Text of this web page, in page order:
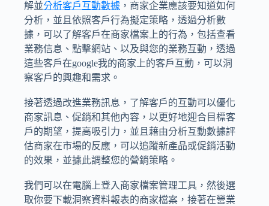
解並分析客戶互動數據 ，商家企業應該要知道如何
分析，並且依照客戶行為擬定策略，透過分析數
據，可以了解客戶在商家檔案上的行為，包括查看
業務信息、點擊網站、以及與您的業務互動，透過
這些客戶在google我的商家上的客戶互動，可以洞
察客戶的興趣和需求。
接著透過改進業務訊息，了解客戶的互動可以優化
商家訊息、促銷和其他內容，以更好地迎合目標客
戶的期望，提高吸引力，並且藉由分析互動數據評
估商家在市場的反應，可以追蹤新產品或促銷活動
的效果，並據此調整您的營銷策略。
我們可以在電腦上登入商家檔案管理工具，然後選
取你要下載洞察資料報表的商家檔案，接著在營業